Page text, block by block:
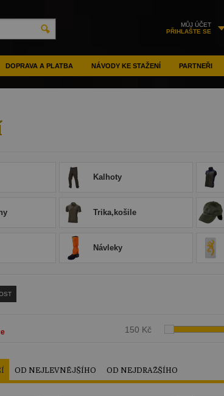
DOPRAVA A PLATBA NÁVODY KE STAŽENÍ PARTNEŘI
MŮJ ÚČET
PŘIHLAŠTE SE
Kalhoty
Trika,košile
Návleky
150 Kč
OD NEJLEVNĚJŠÍHO OD NEJDRAŽŠÍHO